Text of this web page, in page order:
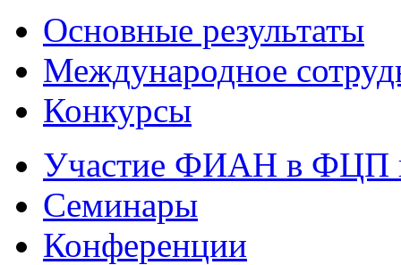
Основные результаты
Международное
Конкурсы
Участие ФИАН в ФЦП
Семинары
Конференции